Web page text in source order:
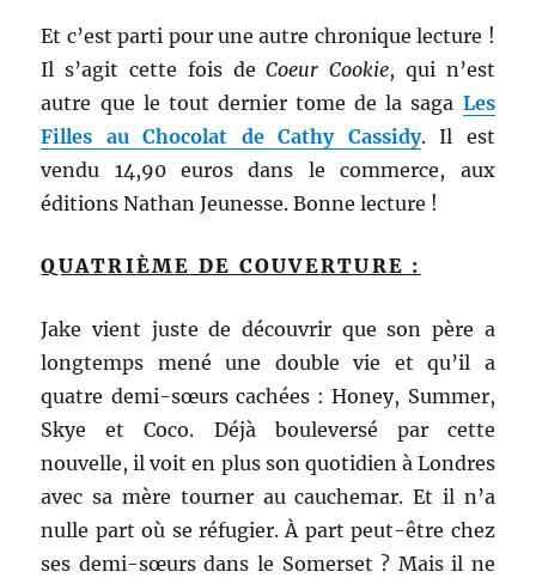
Et c’est parti pour une autre chronique lecture !
Il s’agit cette fois deCoeur Cookie, qui n’est
autre que le tout dernier tome de la saga Les
Filles au Chocolat de Cathy Cassidy. Il est
vendu 14,90 euros dans le commerce, aux
éditions Nathan Jeunesse. Bonne lecture !
QUATRIÈME DE COUVERTURE :
Jake vient juste de découvrir que son père a
longtemps mené une double vie et qu’il a
quatre demi-sœurs cachées : Honey, Summer,
Skye et Coco. Déjà bouleversé par cette
nouvelle, il voit en plus son quotidien à Londres
avec sa mère tourner au cauchemar. Et il n’a
nulle part où se réfugier. À part peut-être chez
ses demi-sœurs dans le Somerset ? Mais il ne